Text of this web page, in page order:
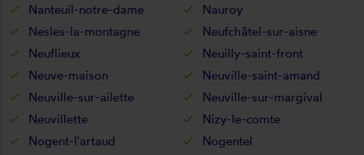
Nanteuil-notre-dame
Nauroy
Nesles-la-montagne
Neufchâtel-sur-aisne
Neuflieux
Neuilly-saint-front
Neuve-maison
Neuville-saint-amand
Neuville-sur-ailette
Neuville-sur-margival
Neuvillette
Nizy-le-comte
Nogent-l'artaud
Nogentel